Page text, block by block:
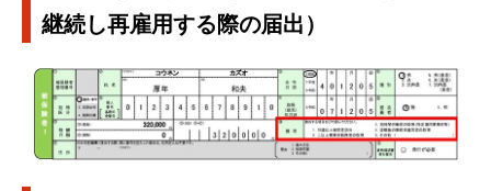
継続し再雇用する際の届出）